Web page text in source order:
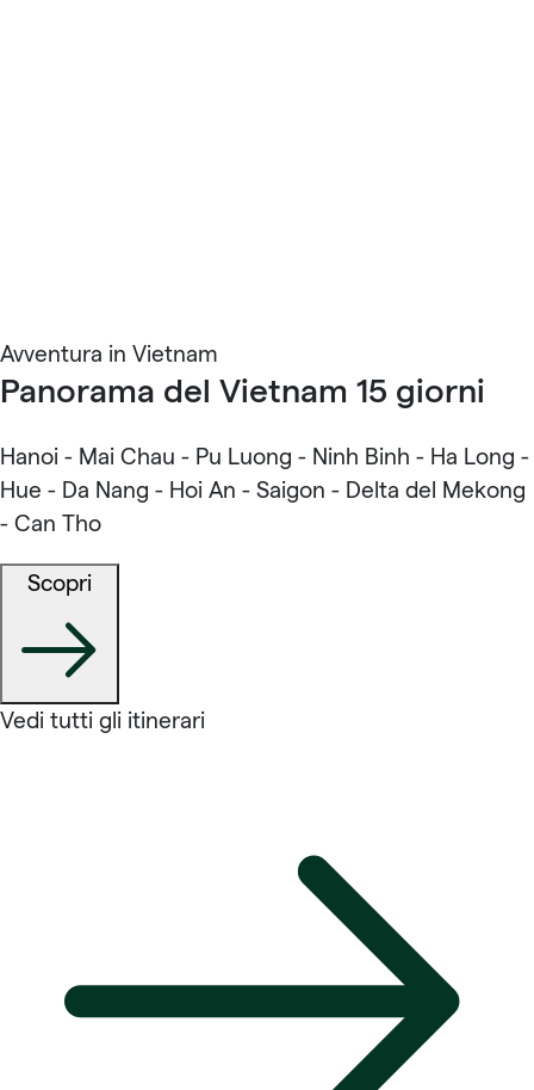
Avventura in Vietnam
Panorama del Vietnam 15 giorni
Hanoi - Mai Chau - Pu Luong - Ninh Binh - Ha Long -
Hue - Da Nang - Hoi An - Saigon - Delta del Mekong
- Can Tho
Scopri
Vedi tutti gli itinerari